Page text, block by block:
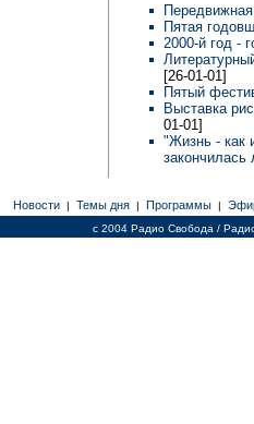
Пятая
2000-й год -
[26-01-01]
Пятый
Выставка
01-01]
"Жизнь - как
Новости | Темы дня | Программы |
c 2004 Радио Свобода /